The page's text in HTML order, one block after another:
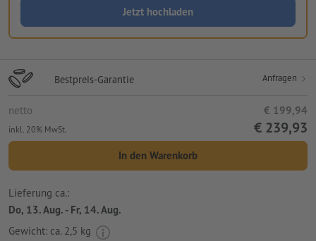
Jetzt hochladen
Bestpreis-Garantie Anfragen
netto € 199,94
inkl. 20% MwSt. € 239,93
In den Warenkorb
Lieferung ca.:
Do, 13. Aug. - Fr, 14. Aug.
Gewicht: ca. 2,5 kg